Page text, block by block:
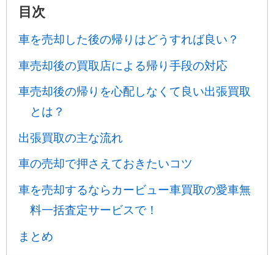
目次
車を売却した後の帰りはどうすれば良い？
車売却後の買取店による帰り手段の対応
車売却後の帰りを心配しなくて良い出張買取
とは？
出張買取の主な流れ
車の売却で押さえておきたいコツ
車を売却するならカービュー車買取の愛車無
料一括査定サービスで！
まとめ